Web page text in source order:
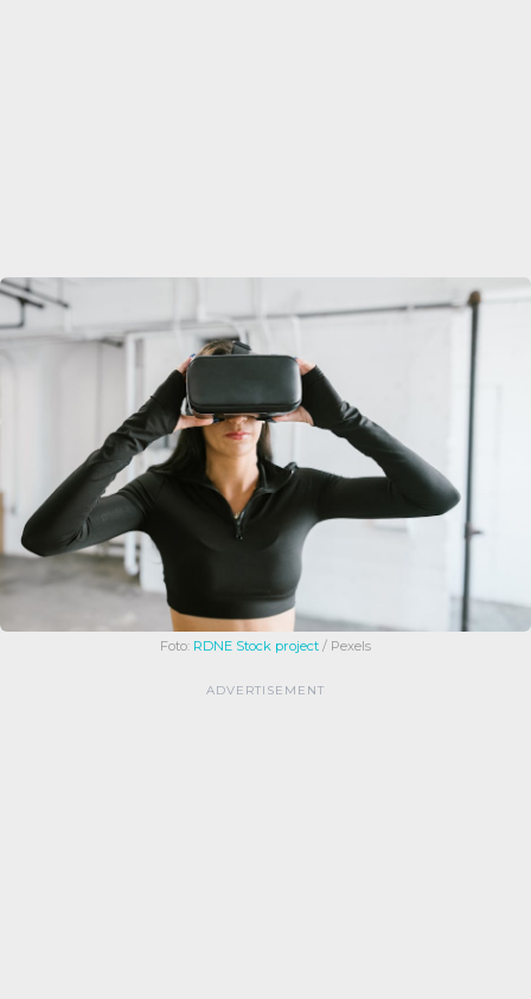
Foto: RDNE Stock project / Pexels